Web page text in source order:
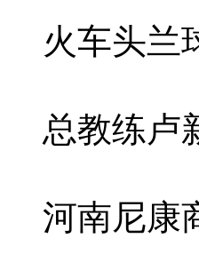
火车头兰
总教练卢
河南尼康